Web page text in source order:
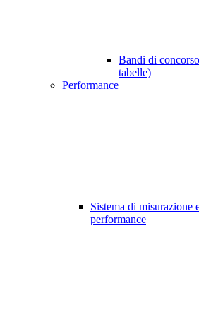
Bandi di
tabelle)
Performance
Sistema di misurazione
performance